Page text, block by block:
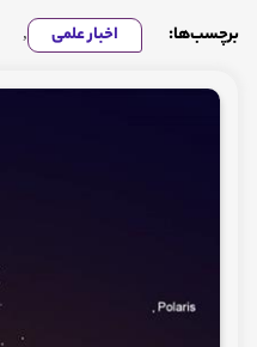
برچسب‌ها: اخبار علمی ,